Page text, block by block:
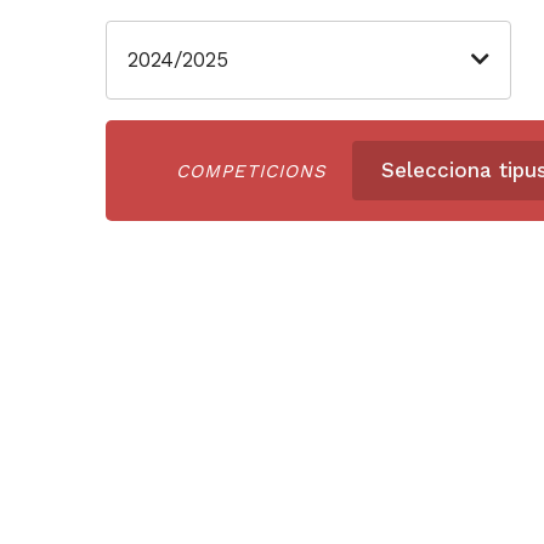
2024/2025
COMPETICIONS Selecciona